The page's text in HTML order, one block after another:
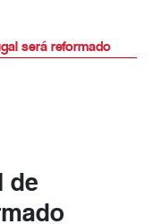
será reformado
de